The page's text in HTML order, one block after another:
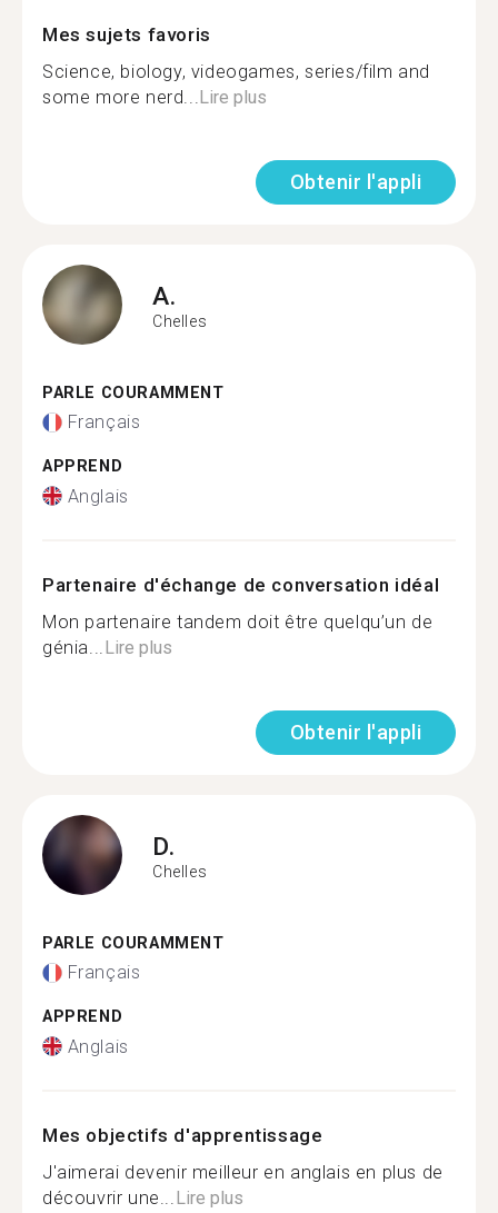
Mes sujets favoris
Science, biology, videogames, series/film and
some more nerd... Lire plus
Obtenir l'appli
A.
Chelles
PARLE COURAMMENT
Français
APPREND
Anglais
Partenaire d'échange de conversation idéal
Mon partenaire tandem doit être quelqu’un de
génia... Lire plus
Obtenir l'appli
D.
Chelles
PARLE COURAMMENT
Français
APPREND
Anglais
Mes objectifs d'apprentissage
J'aimerai devenir meilleur en anglais en plus de
découvrir une... Lire plus